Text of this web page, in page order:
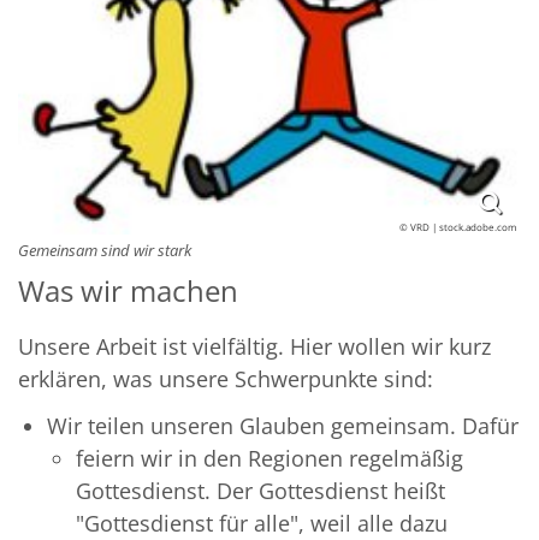
© VRD | stock.adobe.com
Gemeinsam sind wir stark
Was wir machen
Unsere Arbeit ist vielfältig. Hier wollen wir kurz
erklären, was unsere Schwerpunkte sind:
Wir teilen unseren Glauben gemeinsam. Dafür
feiern wir in den Regionen regelmäßig
Gottesdienst. Der Gottesdienst heißt
"Gottesdienst für alle", weil alle dazu